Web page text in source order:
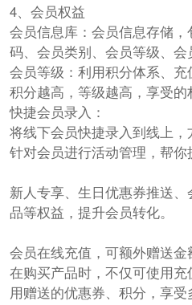
4、会员权益
会员信息库：会员信息存储
码、会员类别、会员等级、会
会员等级：利用积分体系、充
积分越高，等级越高，享受的
快捷会员录入：
将线下会员快捷录入到线上，
针对会员进行活动管理，帮
新人专享、生日优惠券推送
品等权益，提升会员转化。
会员在线充值，可额外赠送
在购买产品时，不仅可使用
用赠送的优惠券、积分，享受